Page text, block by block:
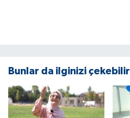
Bunlar da ilginizi çekebilir